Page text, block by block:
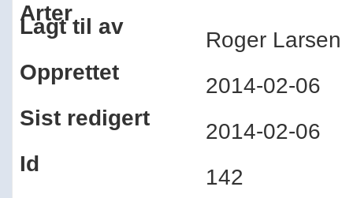
Arter
Lagt til av
Roger Larsen
Opprettet
2014-02-06
Sist redigert
2014-02-06
Id
142